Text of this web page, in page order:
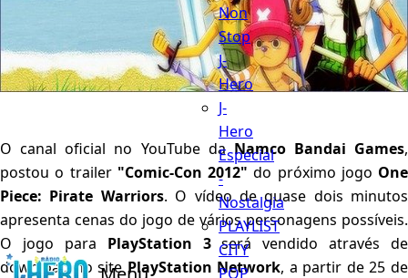
Non
Stop
J-
Hero
J-
Hero
Especial
-
Nostalgia
PLAYLIST
CITY
POP
O canal oficial no YouTube daNamco Bandai Games,
postou o trailer "Comic-Con 2012"do próximo jogo One
Piece: Pirate Warriors. O vídeo de quase dois minutos
apresenta cenas do jogo de vários personagens possíveis.
O jogo para PlayStation 3será vendido através de
download no sitePlayStation Network, a partir de 25 de